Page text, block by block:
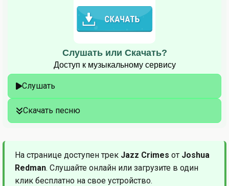
Слушать или Скачать?
Доступ к музыкальному сервису
Слушать
Скачать песню
На странице доступен трек Jazz Crimes от Joshua
Redman. Слушайте онлайн или загрузите в один
клик бесплатно на свое устройство.